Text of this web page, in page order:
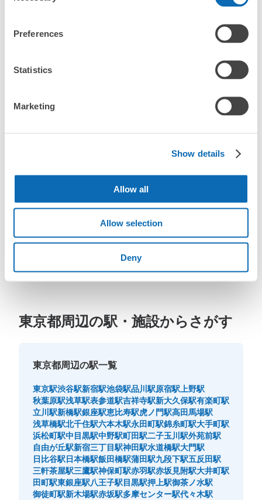
Preferences
Statistics
Marketing
Show details
Allow all
Allow selection
Deny
北海道・東北エリア
関東エリア
中部エリア
愛知県
和歌山県
広島県 山口県
四国エリア
高知県
九州・沖縄エリア
東京都周辺の駅・施設からさがす
東京都周辺の駅一覧
東京駅渋谷駅新宿駅池袋駅品川駅原宿駅 上野駅
秋葉原駅浅草駅表参道駅吉祥寺駅新大久保駅有楽町駅
立川駅新橋駅銀座駅恵比寿駅虎ノ門駅高田馬場駅
浅草橋駅北千住駅六本木駅永田町駅錦糸町駅大手町駅
浜松町駅中目黒駅中野駅町田駅二子玉川駅外苑前駅
自由が丘駅新宿三丁目駅神田駅水道橋駅大門駅
日比谷駅日本橋駅飯田橋駅蒲田駅九段下駅五反田駅
三軒茶屋駅三鷹駅神保町駅赤羽駅赤坂見附駅大井町駅
田町駅東銀座駅八王子駅目黒駅押上駅御茶ノ水駅
御徒町駅新木場駅赤坂駅多摩センター駅代々木駅